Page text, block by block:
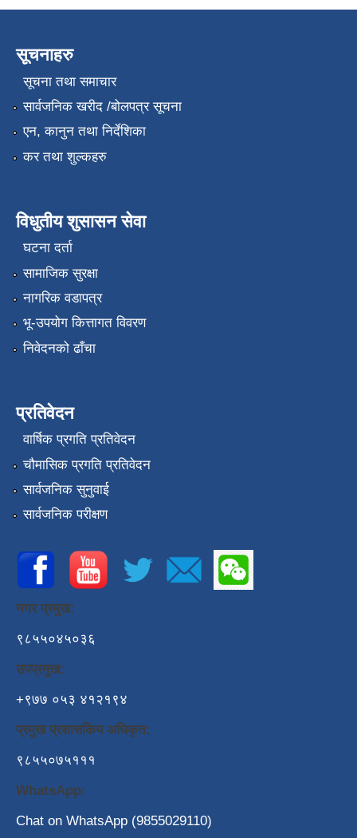
सूचनाहरु
सूचना तथा समाचार
सार्वजनिक खरीद /बोलपत्र सूचना
एन, कानुन तथा निर्देशिका
कर तथा शुल्कहरु
विधुतीय शुसासन सेवा
घटना दर्ता
सामाजिक सुरक्षा
नागरिक वडापत्र
भू-उपयोग कित्तागत विवरण
निवेदनको ढाँचा
प्रतिवेदन
वार्षिक प्रगति प्रतिवेदन
चौमासिक प्रगति प्रतिवेदन
सार्वजनिक सुनुवाई
सार्वजनिक परीक्षण
नगर प्रमुख:
९८५५०४५०३६
उपप्रमुख:
+९७७ ०५३ ४१२१९४
प्रमुख प्रशासकिय अधिकृत:
९८५५०७५१११
WhatsApp:
Chat on WhatsApp (9855029110)